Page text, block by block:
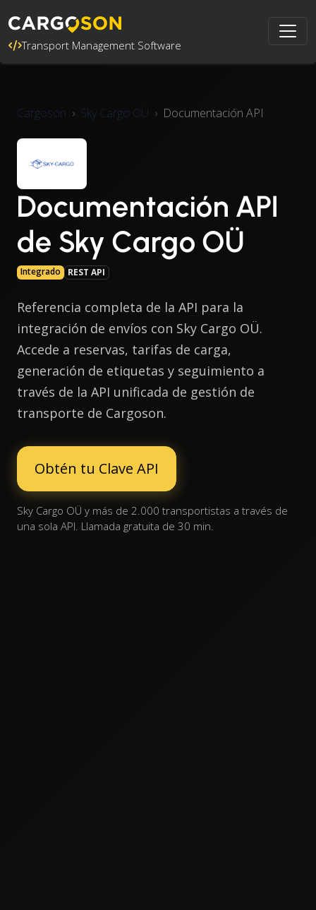
Transport Management Software
Cargoson Sky Cargo OÜ Documentación API
Documentación API
de Sky Cargo OÜ
Integrado REST API
Referencia completa de la API para la
integración de envíos con Sky Cargo OÜ.
Accede a reservas, tarifas de carga,
generación de etiquetas y seguimiento a
través de la API unificada de gestión de
transporte de Cargoson.
Obtén tu Clave API
Sky Cargo OÜ y más de 2.000 transportistas a través de
una sola API. Llamada gratuita de 30 min.